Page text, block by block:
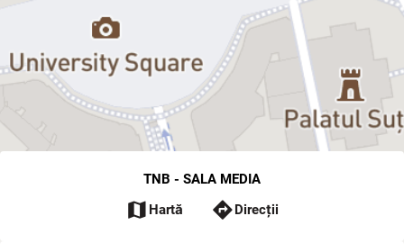
TNB - SALA MEDIA
map Hartă directionsDirecții